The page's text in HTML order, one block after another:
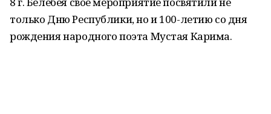
только Дню Республики, но и 100-летию со дня
рождения народного поэта Мустая Карима.